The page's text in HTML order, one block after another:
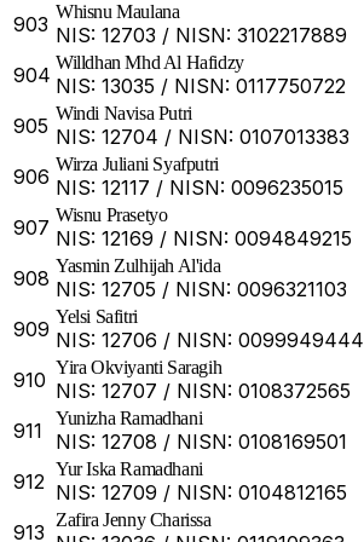
903
Whisnu Maulana
NIS: 12703 / NISN: 3102217889
904
Willdhan Mhd Al Hafidzy
NIS: 13035 / NISN: 0117750722
905
Windi Navisa Putri
NIS: 12704 / NISN: 0107013383
906
Wirza Juliani Syafputri
NIS: 12117 / NISN: 0096235015
907
Wisnu Prasetyo
NIS: 12169 / NISN: 0094849215
908
Yasmin Zulhijah Al'ida
NIS: 12705 / NISN: 0096321103
909
Yelsi Safitri
NIS: 12706 / NISN: 0099949444
910
Yira Okviyanti Saragih
NIS: 12707 / NISN: 0108372565
911
Yunizha Ramadhani
NIS: 12708 / NISN: 0108169501
912
Yur Iska Ramadhani
NIS: 12709 / NISN: 0104812165
913
Zafira Jenny Charissa